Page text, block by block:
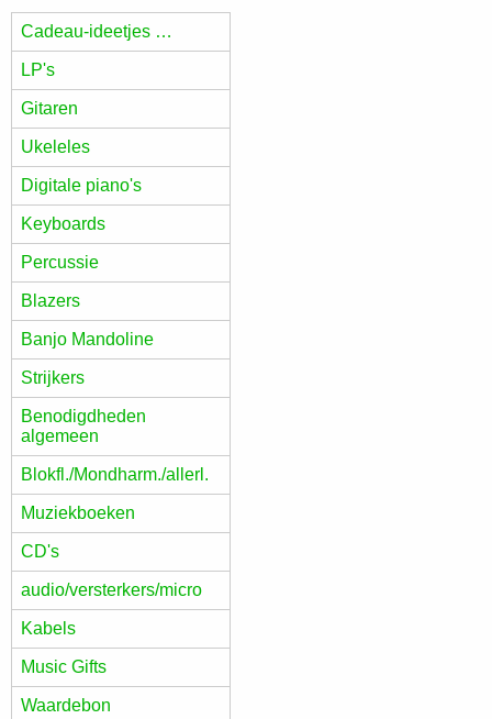
Cadeau-ideetjes …
LP's
Gitaren
Ukeleles
Digitale piano's
Keyboards
Percussie
Blazers
Banjo Mandoline
Strijkers
Benodigdheden
algemeen
Blokfl./Mondharm./allerl.
Muziekboeken
CD's
audio/versterkers/micro
Kabels
Music Gifts
Waardebon